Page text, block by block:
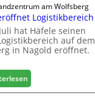
d
i
g
i
t
i
am Wolfsberg
Logistikbereich
hat Häfele seinen
auf dem
in Nagold eröffnet.
:
H